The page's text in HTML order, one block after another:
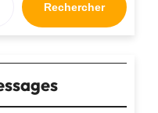
Inconnue"
Rechercher